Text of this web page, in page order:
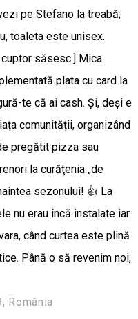
pe Stefano la treabă;
toaleta este unisex.
săsesc.] Mica
plata cu card la
te că ai cash. Și, deși e
comunității, organizând
pregătit pizza sau
la curăţenia „de
sezonului! 👍 La
nu erau încă instalate iar
când curtea este plină
Până o să revenim noi,
România